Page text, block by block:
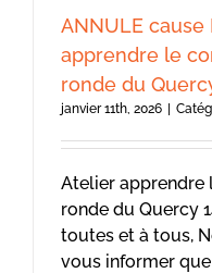
ANNULE cause
apprendre le
ronde du
janvier 11th, 2026 |
Atelier apprendre
ronde du Quercy
toutes et à tous,
vous informer